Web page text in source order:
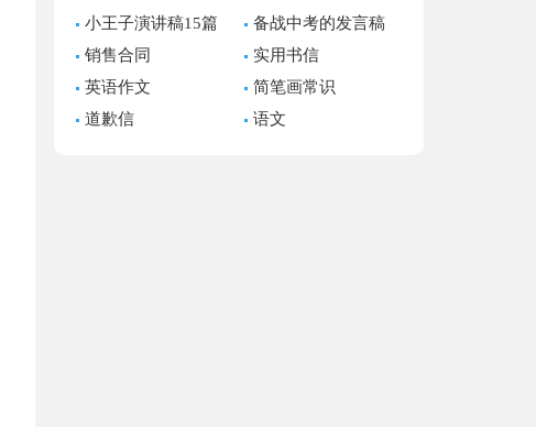
锦15篇
结
小王子演讲稿15篇
备战中考的发言稿
15篇
销售合同
实用书信
英语作文
简笔画常识
道歉信
语文